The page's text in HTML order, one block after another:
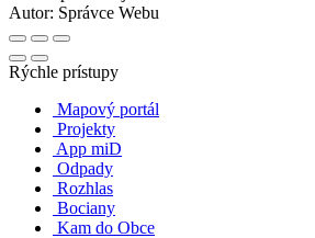
Autor: Správce Webu
Rýchle prístupy
Mapový portál
Projekty
App miD
Odpady
Rozhlas
Bociany
Kam do Obce